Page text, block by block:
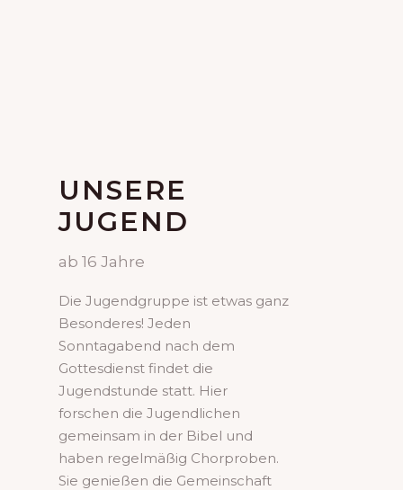
UNSERE
JUGEND
ab 16 Jahre
Die Jugendgruppe ist etwas ganz
Besonderes! Jeden
Sonntagabend nach dem
Gottesdienst findet die
Jugendstunde statt. Hier
forschen die Jugendlichen
gemeinsam in der Bibel und
haben regelmäßig Chorproben.
Sie genießen die Gemeinschaft